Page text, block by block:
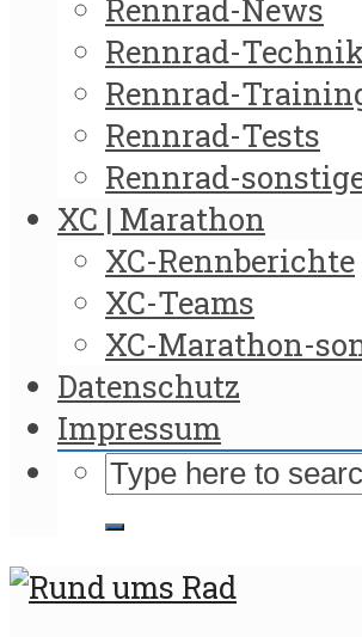
Rennrad-News
Rennrad-
Rennrad-
Rennrad-Tests
Rennrad-
XC | Marathon
XC-Rennberichte
XC-Teams
XC-Marathon-
Datenschutz
Impressum